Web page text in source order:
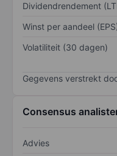
Dividendrendement
Winst per aandeel
Volatiliteit (30 dagen)
Gegevens verstrekt
Consensus
Advies